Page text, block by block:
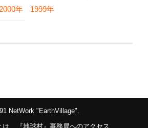
2000年 1999年
NetWork "EarthVillage".
は
『地球村』事務局へのアクセス